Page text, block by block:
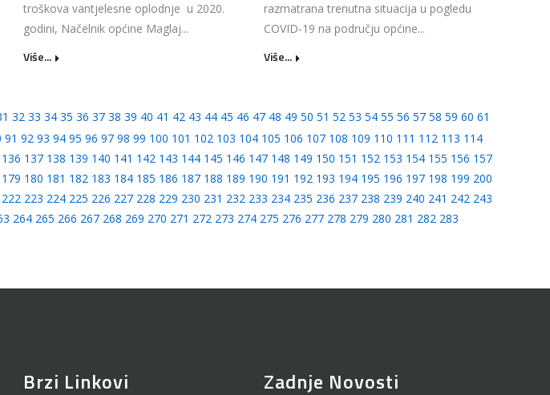
troškova vantjelesne oplodnje u 2020.
godini, Načelnik općine Maglaj...
Više...
razmatrana trenutna situacija u pogledu
COVID-19 na području općine...
Više...
32 33 34 35 36 37 38 39 40 41 42 43 44 45 46 47 48 49 50 51 52 53 54 55 56 57 58 59 60 61
91 92 93 94 95 96 97 98 99 100 101 102 103 104 105 106 107 108 109 110 111 112 113 114
136 137 138 139 140 141 142 143 144 145 146 147 148 149 150 151 152 153 154 155 156 157
179 180 181 182 183 184 185 186 187 188 189 190 191 192 193 194 195 196 197 198 199 200
222 223 224 225 226 227 228 229 230 231 232 233 234 235 236 237 238 239 240 241 242 243
264 265 266 267 268 269 270 271 272 273 274 275 276 277 278 279 280 281 282 283
Brzi Linkovi Zadnje Novosti